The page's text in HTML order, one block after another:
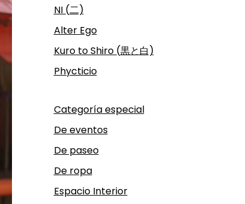
NI (二)
Alter Ego
Kuro to Shiro (黒と白)
Phycticio
Categoría especial
De eventos
De paseo
De ropa
Espacio Interior